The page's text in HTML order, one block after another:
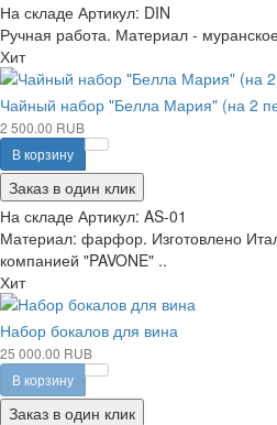
На складе Артикул: DIN
Ручная работа. Материал -
Хит
Чайный набор "Белла Мария" (на 2
2 500.00 RUB
В корзину
Заказ в один клик
На складе Артикул: AS-01
Материал: фарфор. Изготовлено
компанией "PAVONE" ..
Хит
Набор бокалов для вина
25 000.00 RUB
В корзину
Заказ в один клик